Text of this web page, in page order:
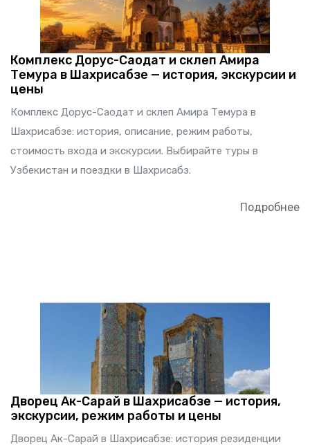
Комплекс Дорус-Саодат и склеп Амира
Темура в Шахрисабзе — история, экскурсии и
цены
Комплекс Дорус-Саодат и склеп Амира Темура в
Шахрисабзе: история, описание, режим работы,
стоимость входа и экскурсии. Выбирайте туры в
Узбекистан и поездки в Шахрисабз.
Подробнее
Дворец Ак-Сарай в Шахрисабзе — история,
экскурсии, режим работы и цены
Дворец Ак-Сарай в Шахрисабзе: история резиденции